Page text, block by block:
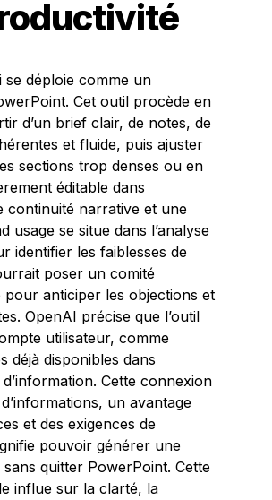
se déploie comme un
Cet outil procède en
d’un brief clair, de notes, de
et fluide, puis ajuster
sections trop denses ou en
éditable dans
continuité narrative et une
usage se situe dans l’analyse
identifier les faiblesses de
poser un comité
pour anticiper les objections et
OpenAI précise que l’outil
utilisateur, comme
déjà disponibles dans
Cette connexion
un avantage
et des exigences de
pouvoir générer une
quitter PowerPoint. Cette
influe sur la clarté, la